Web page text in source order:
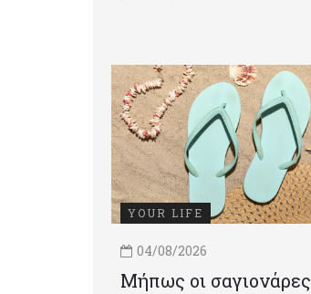
YOUR LIFE
04/08/2026
Μήπως οι σαγιονάρες